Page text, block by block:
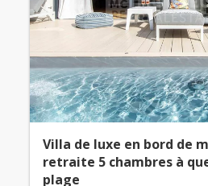
Villa de luxe en bord de
retraite 5 chambres à
plage